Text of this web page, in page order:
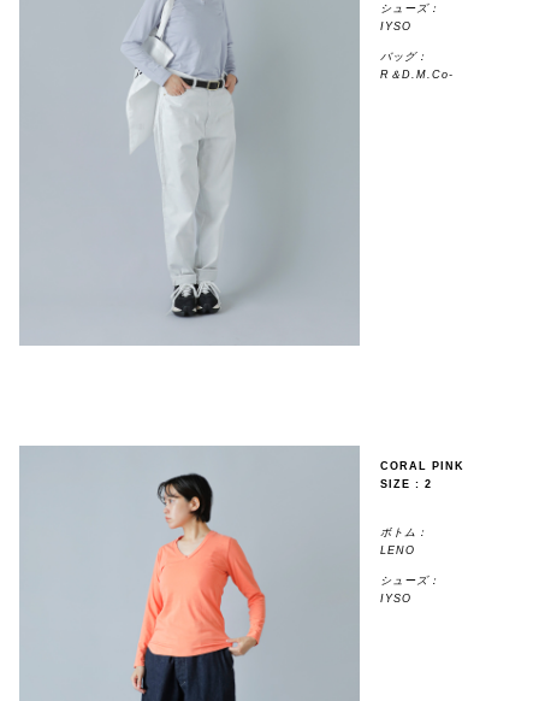
シューズ：
IYSO
バッグ：
R＆D.M.Co-
CORAL PINK
SIZE : 2
ボトム：
LENO
シューズ：
IYSO